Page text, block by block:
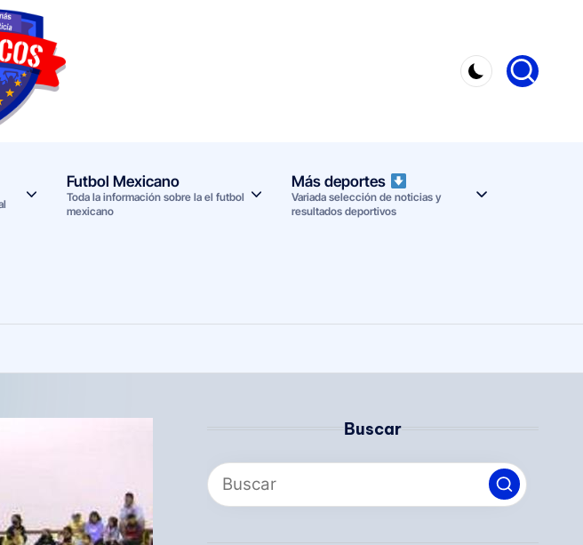
Futbol Mexicano
Toda la información sobre la el futbol
mexicano
Más deportes
Variada selección de noticias y
resultados deportivos
Buscar